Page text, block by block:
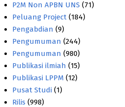
P2M Non APBN UNS (71)
Peluang Project (184)
Pengabdian (9)
Pengumuman (244)
Pengumuman (980)
Publikasi ilmiah (15)
Publikasi LPPM (12)
Pusat Studi (1)
Rilis (998)